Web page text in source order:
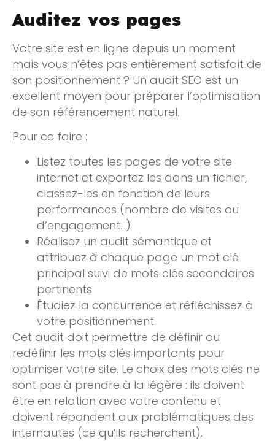
Auditez vos pages
Votre site est en ligne depuis un moment
mais vous n’êtes pas entièrement satisfait de
son positionnement ? Un audit SEO est un
excellent moyen pour préparer l’optimisation
de son référencement naturel.
Pour ce faire :
Listez toutes les pages de votre site
internet et exportez les dans un fichier,
classez-les en fonction de leurs
performances (nombre de visites ou
d’engagement…)
Réalisez un audit sémantique et
attribuez à chaque page un mot clé
principal suivi de mots clés secondaires
pertinents
Étudiez la concurrence et réfléchissez à
votre positionnement
Cet audit doit permettre de définir ou
redéfinir les mots clés importants pour
optimiser votre site. Le choix des mots clés ne
sont pas à prendre à la légère : ils doivent
être en relation avec votre contenu et
doivent répondent aux problématiques des
internautes (ce qu’ils recherchent).